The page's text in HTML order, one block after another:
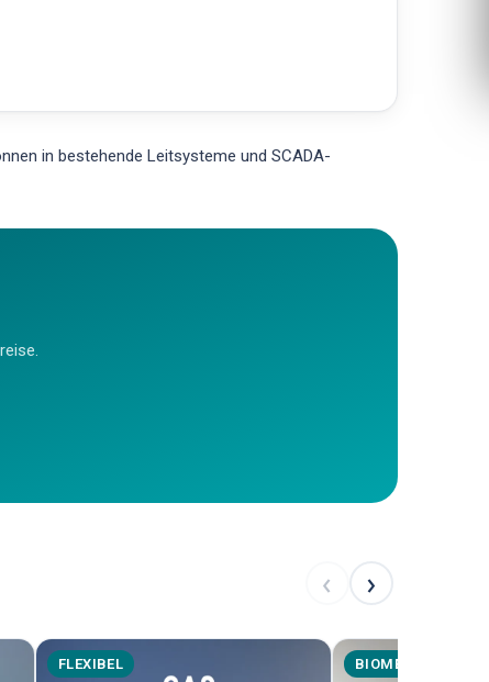
in bestehende Leitsysteme und SCADA-
‹ ›
FLEXIBEL BIOMETHAN